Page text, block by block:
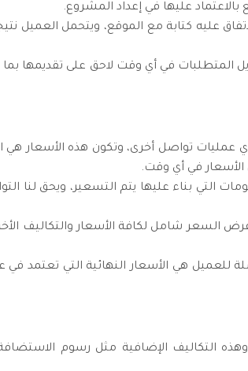
عليها في إعداد المشروع.
عليه كتابة مع الموقع، ويتحمل العميل
المتطلبات في أي وقت لاحق على تقديمها
عمليات تواصل أخرى، وتكون هذه الأسعار هي
الأسعار في أي وقت.
التي بناء عليها يتم التسعير، ويحق لنا
السعر شامل لكافة الأسعار والتكاليف
هي الأسعار النهائية التي تعتمد في
التكاليف الإضافية مثل رسوم